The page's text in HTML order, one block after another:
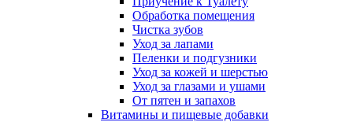
Обработка помещения
Чистка зубов
Уход за лапами
Пеленки и подгузники
Уход за кожей и шерстью
Уход за глазами и ушами
От пятен и запахов
Витамины и пищевые добавки